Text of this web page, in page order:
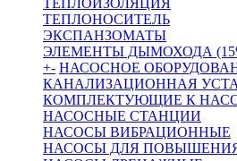
ТЕПЛОИЗОЛЯЦИЯ
ТЕПЛОНОСИТЕЛЬ
ЭКСПАНЗОМАТЫ
ЭЛЕМЕНТЫ ДЫМОХОДА
+- НАСОСНОЕ
КАНАЛИЗАЦИОННАЯ
КОМПЛЕКТУЮЩИЕ К
НАСОСНЫЕ СТАНЦИИ
НАСОСЫ ВИБРАЦИОННЫЕ
НАСОСЫ ДЛЯ